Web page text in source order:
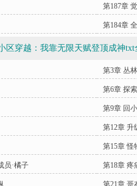
第187章
第184章
区穿越：我靠无限天赋登顶成神txt
第3章 丛
第6章 探
第9章 回
第12章 升
第15章 怪
员·橘子 第18章 疼
第21章 哥